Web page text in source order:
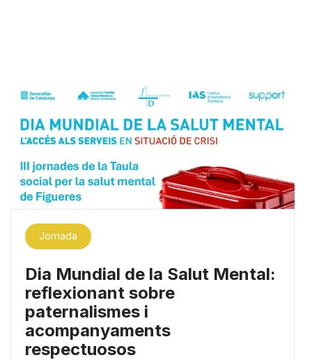
Jornada
Dia Mundial de la Salut Mental:
reflexionant sobre
paternalismes i
acompanyaments
respectuosos